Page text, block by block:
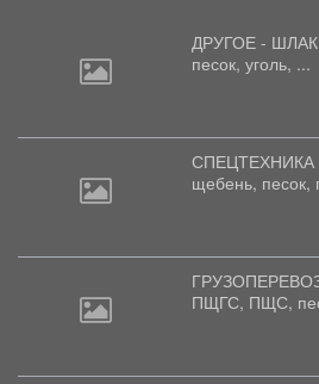
ДРУГОЕ -
песок, уголь, ...
СПЕЦТЕХНИКА
щебень, песок,
ПЩГС, ПЩС,